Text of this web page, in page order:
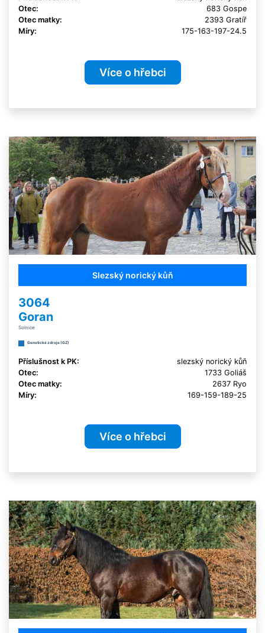
Otec:
683 Gospe
Otec matky:
2393 Gratíř
Míry:
175-163-197-24.5
Více o hřebci
Slezský norický kůň
3064
Goran
Solnice
Genetické zdroje (GZ)
Příslušnost k PK:
slezský norický kůň
Otec:
1733 Goliáš
Otec matky:
2637 Ryo
Míry:
169-159-189-25
Více o hřebci